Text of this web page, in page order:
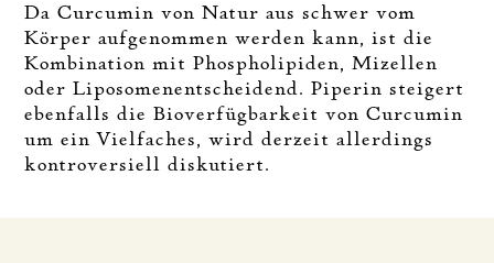
Da Curcumin von Natur aus schwer vom
Körper aufgenommen werden kann, ist die
Kombination mit Phospholipiden, Mizellen
oder Liposomenentscheidend. Piperin steigert
ebenfalls die Bioverfügbarkeit von Curcumin
um ein Vielfaches, wird derzeit allerdings
kontroversiell diskutiert.